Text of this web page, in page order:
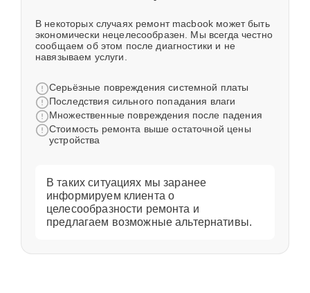
В некоторых случаях ремонт macbook может быть
экономически нецелесообразен. Мы всегда честно
сообщаем об этом после диагностики и не
навязываем услуги.
Серьёзные повреждения системной платы
Последствия сильного попадания влаги
Множественные повреждения после падения
Стоимость ремонта выше остаточной цены
устройства
В таких ситуациях мы заранее
информируем клиента о
целесообразности ремонта и
предлагаем возможные альтернативы.